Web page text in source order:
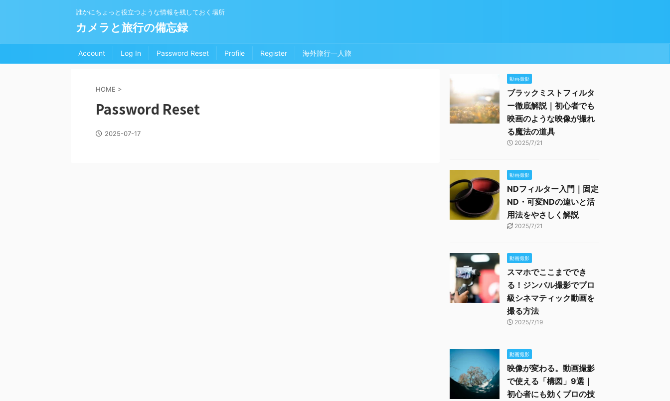
誰かにちょっと役立つような情報を残しておく場所
カメラと旅行の備忘録
Account Log In Password Reset Profile Register 海外旅行一人旅
HOME >
Password Reset
2025-07-17
動画撮影
ブラックミストフィルタ
ー徹底解説｜初心者でも
映画のような映像が撮れ
る魔法の道具
2025/7/21
動画撮影
NDフィルター入門｜固定
ND・可変NDの違いと活
用法をやさしく解説
2025/7/21
動画撮影
スマホでここまででき
る！ジンバル撮影でプロ
級シネマティック動画を
撮る方法
2025/7/19
動画撮影
映像が変わる。動画撮影
で使える「構図」9選｜
初心者にも効くプロの技